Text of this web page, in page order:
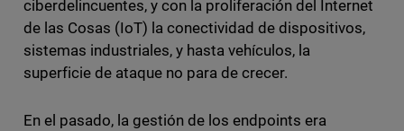
ciberdelincuentes, y con la proliferación del Internet
de las Cosas (IoT) la conectividad de dispositivos,
sistemas industriales, y hasta vehículos, la
superficie de ataque no para de crecer.
En el pasado, la gestión de los endpoints era